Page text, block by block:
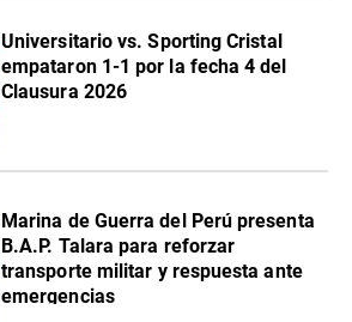
Universitario vs. Sporting Cristal
empataron 1-1 por la fecha 4 del
Clausura 2026
Marina de Guerra del Perú presenta
B.A.P. Talara para reforzar
transporte militar y respuesta ante
emergencias